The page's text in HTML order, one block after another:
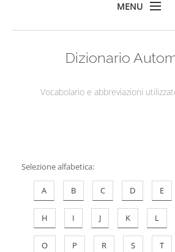
MENU
Dizionario
Vocabolario e abbreviazioni
Selezione alfabetica:
A B C D E
H I J K L
O P R S T